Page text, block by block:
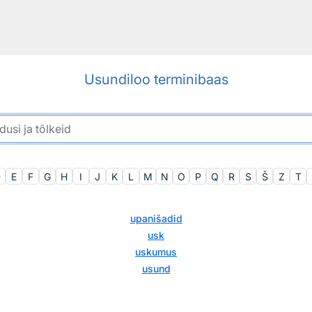
Usundiloo terminibaas
E F G H I J K L M N O P Q R S Š Z T
upanišadid
usk
uskumus
usund